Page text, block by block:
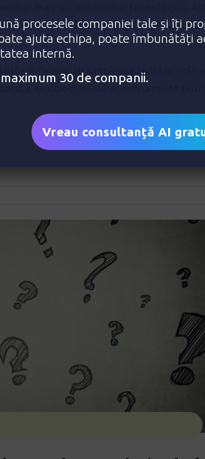
mari sau industriilor tehnologice.
are nevoie de o strategie digitală solidă
suficient, iar simpla prezență în online
cu obiective clare, instrumente
procesele companiei tale și îți
ajuta echipa, poate îmbunătăți
internă.
30 de companii.
Vreau consultanță AI